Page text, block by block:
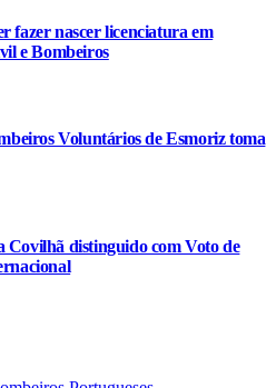
fazer nascer licenciatura em
e Bombeiros
Voluntários de Esmoriz toma
Covilhã distinguido com Voto de